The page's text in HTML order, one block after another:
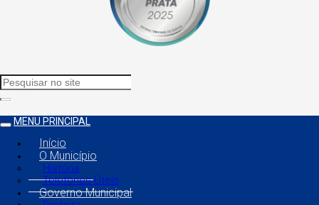
MENU PRINCIPAL
Início
O Município
História
Telefones Úteis
Governo Municipal